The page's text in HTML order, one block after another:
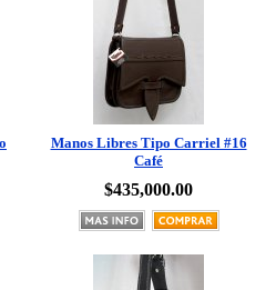
Manos Libres Tipo Carriel #16
Café
$435,000.00